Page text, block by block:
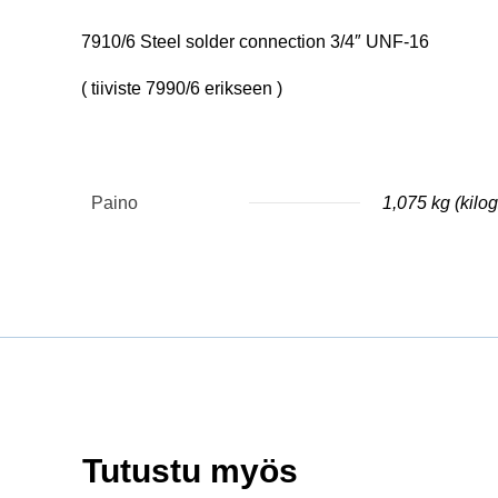
7910/6 Steel solder connection 3/4″ UNF-16
( tiiviste 7990/6 erikseen )
Paino 1,075 kg
Tutustu myös